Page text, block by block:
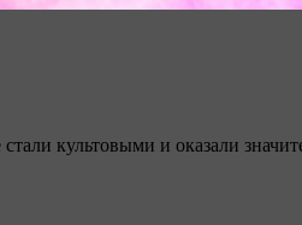
культовыми и оказали